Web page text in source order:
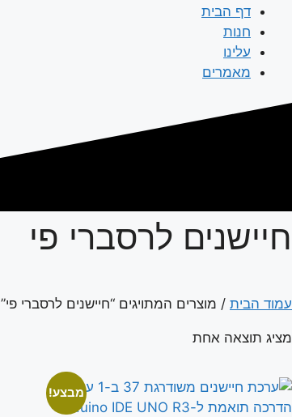
דף הבית
חנות
עלינו
מאמרים
חיישנים לרסברי פי
עמוד הבית / מוצרים המתויגים “חיישנים לרסברי פי”
מציג תוצאה אחת
מבצע!